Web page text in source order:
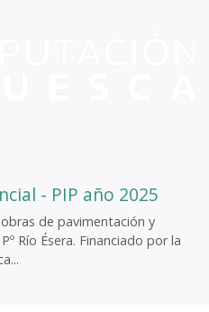
- PIP año 2025
de pavimentación y
Río Ésera. Financiado por la